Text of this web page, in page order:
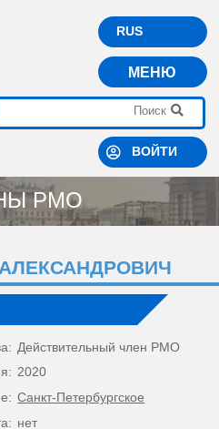
RUS
МЕНЮ
ВОЙТИ
РМО
Действительный член РМО
2020
Санкт-Петербургское
нет